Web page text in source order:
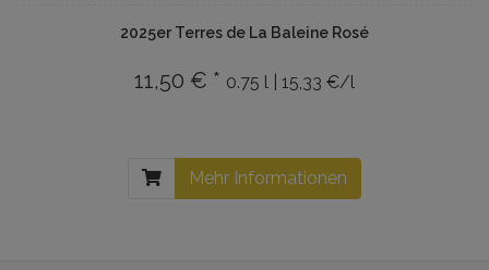
2025er Terres de La Baleine Rosé
11,50 € * 0.75 l | 15,33 €/l
Mehr Informationen